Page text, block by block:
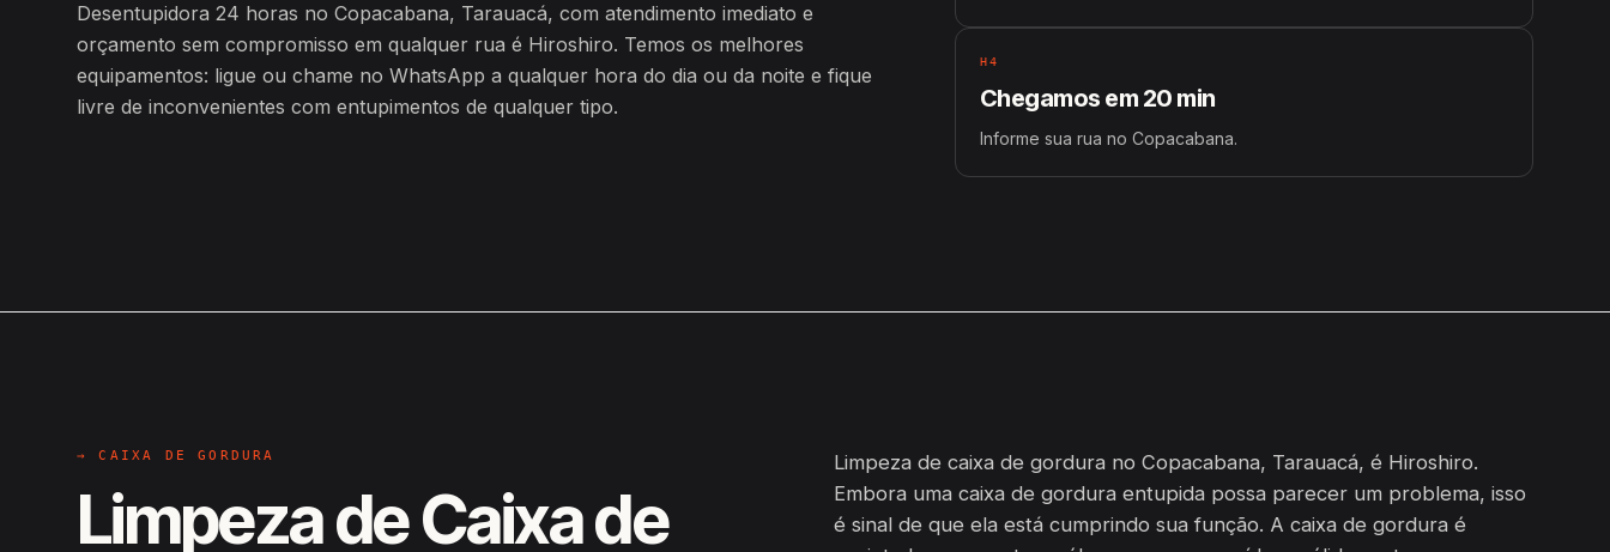
Desentupidora 24 horas no Copacabana, Tarauacá, com atendimento imediato e
orçamento sem compromisso em qualquer rua é Hiroshiro. Temos os melhores
equipamentos: ligue ou chame no WhatsApp a qualquer hora do dia ou da noite e fique
livre de inconvenientes com entupimentos de qualquer tipo.
H4
Chegamos em 20 min
Informe sua rua no Copacabana.
→ CAIXA DE GORDURA
Limpeza de Caixa de
Limpeza de caixa de gordura no Copacabana, Tarauacá, é Hiroshiro.
Embora uma caixa de gordura entupida possa parecer um problema, isso
é sinal de que ela está cumprindo sua função. A caixa de gordura é